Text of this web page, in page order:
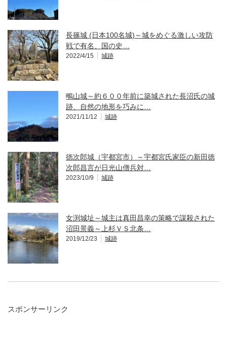
長篠城 (日本100名城)～城をめぐる激しい攻防
戦で有名、国の史…
2022/4/15 城跡
鴫山城～約６００年前に築城された長沼氏の城
跡、自然の地形を巧みに…
2021/11/12 城跡
徳次郎城（宇都宮市）～宇都宮氏家臣の新田徳
次郎昌言が日光山僧兵対…
2023/10/9 城跡
女渕城址～城主は真田昌幸の策略で謀殺された
沼田景義～上杉ＶＳ北条…
2019/12/23 城跡
スポンサーリンク